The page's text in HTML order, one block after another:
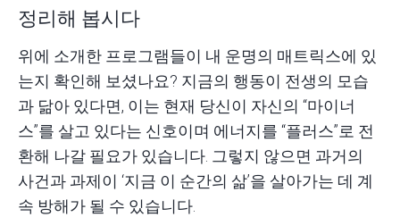
정리해 봅시다
위에 소개한 프로그램들이 내 운명의 매트릭스에 있
는지 확인해 보셨나요? 지금의 행동이 전생의 모습
과 닮아 있다면, 이는 현재 당신이 자신의 “마이너
스”를 살고 있다는 신호이며 에너지를 “플러스”로 전
환해 나갈 필요가 있습니다. 그렇지 않으면 과거의
사건과 과제이 ‘지금 이 순간의 삶’을 살아가는 데 계
속 방해가 될 수 있습니다.